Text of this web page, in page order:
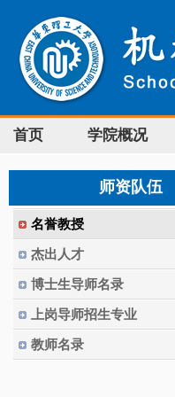
首页 学院概况
师资队伍
名誉教授
杰出人才
博士生导师名录
上岗导师招生专业
教师名录